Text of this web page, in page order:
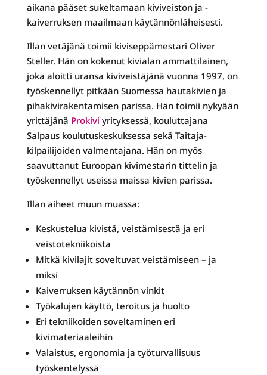
aikana pääset sukeltamaan kiviveiston ja -
kaiverruksen maailmaan käytännönläheisesti.
Illan vetäjänä toimii kiviseppämestari Oliver
Steller. Hän on kokenut kivialan ammattilainen,
joka aloitti uransa kiviveistäjänä vuonna 1997, on
työskennellyt pitkään Suomessa hautakivien ja
pihakivirakentamisen parissa. Hän toimii nykyään
yrittäjänä Prokivi yrityksessä, kouluttajana
Salpaus koulutuskeskuksessa sekä Taitaja-
kilpailijoiden valmentajana. Hän on myös
saavuttanut Euroopan kivimestarin tittelin ja
työskennellyt useissa maissa kivien parissa.
Illan aiheet muun muassa:
Keskustelua kivistä, veistämisestä ja eri
veistotekniikoista
Mitkä kivilajit soveltuvat veistämiseen – ja
miksi
Kaiverruksen käytännön vinkit
Työkalujen käyttö, teroitus ja huolto
Eri tekniikoiden soveltaminen eri
kivimateriaaleihin
Valaistus, ergonomia ja työturvallisuus
työskentelyssä